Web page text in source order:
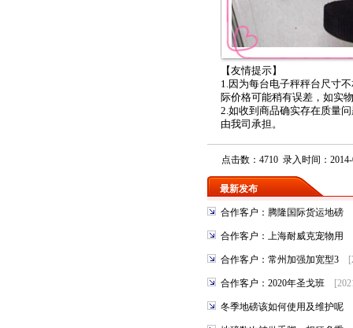
【友情提示】
1.因为每台电子秤秤台尺寸
际价格可能稍有误差，如实
2.如收到商品确实存在质量
由我司承担。
点击数：4710 录入时间：
最新发布
合作客户：腾隆国际货运地磅
合作客户：上海耐威克宠物用
合作客户：常州加强加宽型3
合作客户：2020年圣戈班
冬季地磅该如何使用及维护呢